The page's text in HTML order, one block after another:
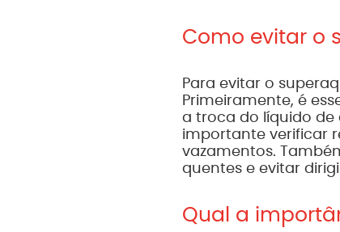
Como evitar o
Para evitar o
Primeiramente, é
a troca do líquido de
importante verificar
vazamentos.
quentes e evitar
Qual a